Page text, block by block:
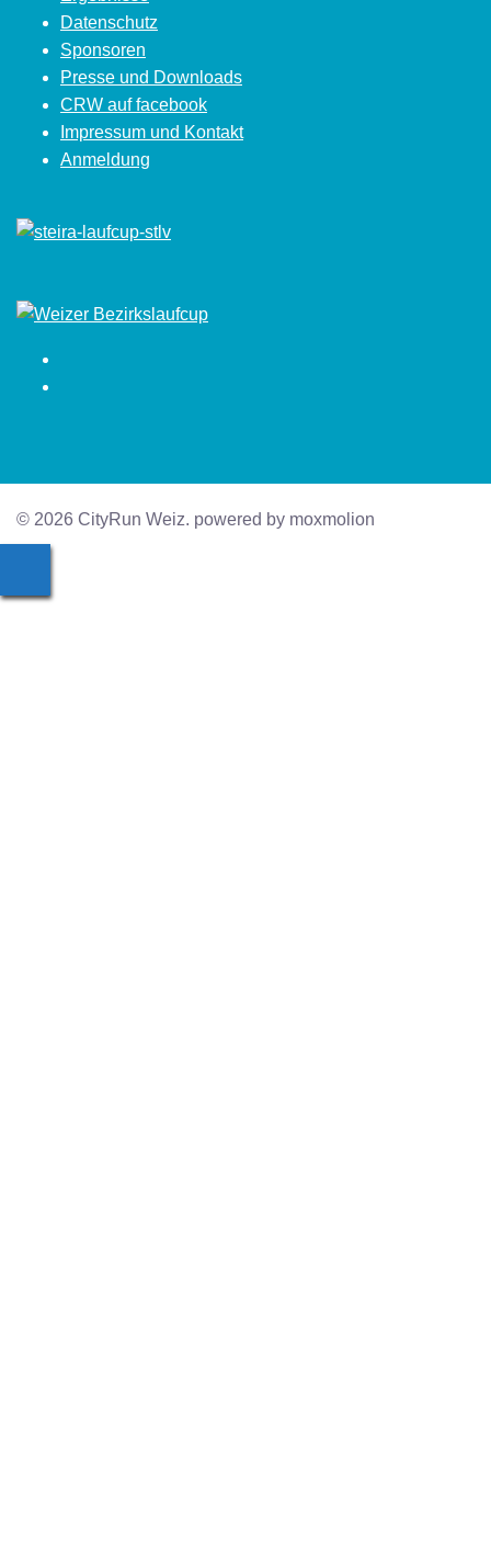
Datenschutz
Sponsoren
Presse und Downloads
CRW auf facebook
Impressum und Kontakt
Anmeldung
© 2026 CityRun Weiz. powered by moxmolion